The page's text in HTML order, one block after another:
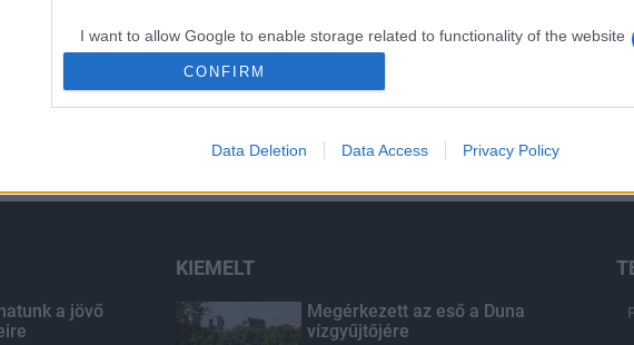
I want to allow Google to enable storage related to functionality of the website
I want to allow Google to enable storage related to personalization.
I want to allow Google to enable storage related to security, including
CONFIRM
Data Deletion Data Access Privacy Policy
a jövő
KIEMELT
Megérkezett az eső a Duna
vízgyűjtőjére